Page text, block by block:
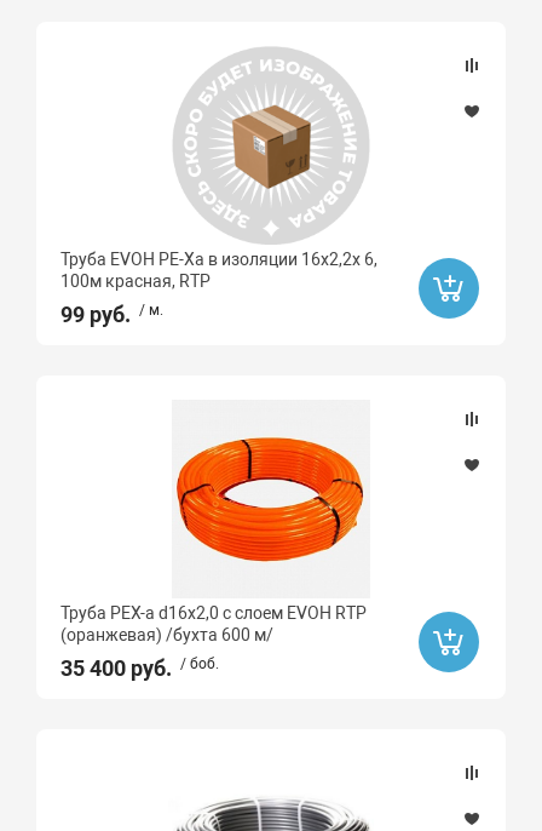
Труба EVOH PE-Xa в изоляции 16х2,2х 6,
100м красная, RTP
99 руб. / м.
Труба PEX-a d16х2,0 с слоем EVOH RTP
(оранжевая) /бухта 600 м/
35 400 руб. / боб.